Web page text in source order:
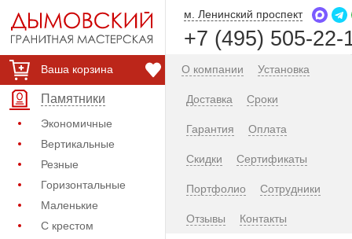
Ваша корзина
Памятники
Экономичные
Вертикальные
Резные
Горизонтальные
Маленькие
С крестом
м. Ленинский проспект
+7 (495) 505-22-
О компании Установка
Доставка Сроки
Гарантия Оплата
Скидки Сертификаты
Портфолио Сотрудники
Отзывы Контакты